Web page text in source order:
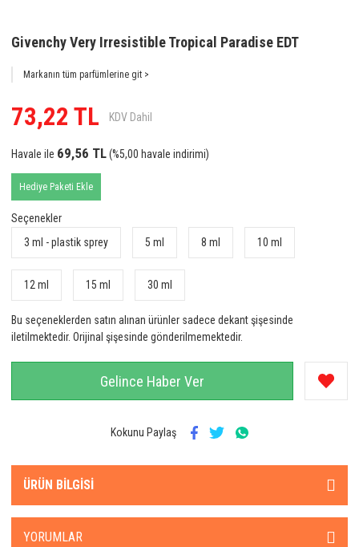
Givenchy Very Irresistible Tropical Paradise EDT
Markanın tüm parfümlerine git >
73,22 TL KDV Dahil
Havale ile 69,56 TL(%5,00 havale indirimi)
Hediye Paketi Ekle
Seçenekler
3 ml - plastik sprey
5 ml 8 ml 10 ml
12 ml 15 ml 30 ml
Bu seçeneklerden satın alınan ürünler sadece dekant şişesinde
iletilmektedir. Orijinal şişesinde gönderilmemektedir.
Gelince Haber Ver
Kokunu Paylaş
ÜRÜN BILGISI
YORUMLAR